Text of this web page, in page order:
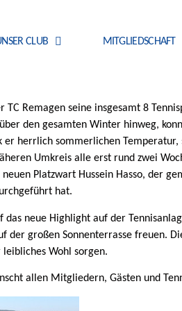
CLUB MITGLIEDSCHAFT
TC Remagen seine insgesamt 8
den gesamten Winter hinweg,
er herrlich sommerlichen
Umkreis alle erst rund zwei
neuen Platzwart Hussein Hasso, der
hat.
neue Highlight auf der
der großen Sonnenterrasse freuen.
Wohl sorgen.
allen Mitgliedern, Gästen und